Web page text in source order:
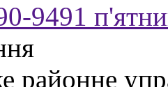
9491
районне